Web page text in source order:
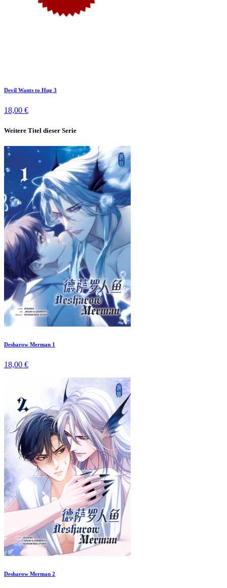
Devil Wants to Hug 3
18,00 €
Weitere Titel dieser Serie
Desharow Merman 1
18,00 €
Desharow Merman 2